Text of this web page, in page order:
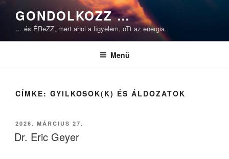
Tartalomhoz
GONDOLKOZZ …
… és ÉReZZ, mert ahol a figyelem, oTt az energia.
Menü
CÍMKE: GYILKOSOK(K) ÉS ÁLDOZATOK
BEKÜLDVE:
2026. MÁRCIUS 27.
Dr. Eric Geyer